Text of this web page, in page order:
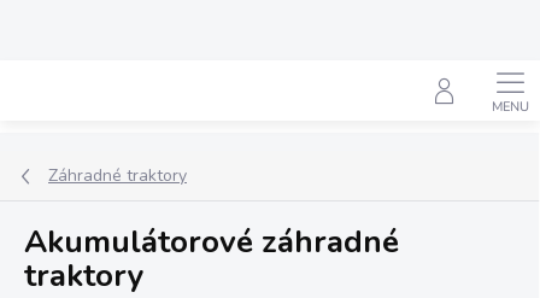
Hľadať
Záhradné traktory
Akumulátorové záhradné
traktory